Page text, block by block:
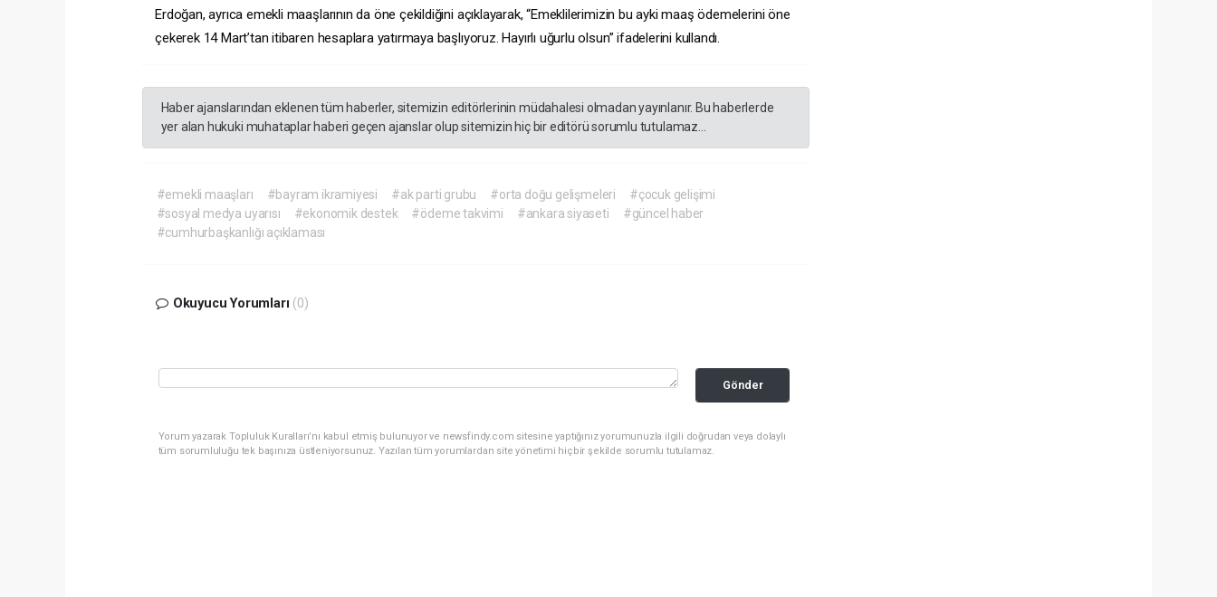
Erdoğan, ayrıca emekli maaşlarının da öne çekildiğini açıklayarak, “Emeklilerimizin bu ayki maaş ödemelerini öne
çekerek 14 Mart’tan itibaren hesaplara yatırmaya başlıyoruz. Hayırlı uğurlu olsun” ifadelerini kullandı.
Haber ajanslarından eklenen tüm haberler, sitemizin editörlerinin müdahalesi olmadan yayınlanır. Bu haberlerde
yer alan hukuki muhataplar haberi geçen ajanslar olup sitemizin hiç bir editörü sorumlu tutulamaz...
#emekli maaşları #bayram ikramiyesi #ak parti grubu #orta doğu gelişmeleri
#çocuk gelişimi
#sosyal medya uyarısı
#ekonomik destek #ödeme takvimi #ankara siyaseti
#güncel haber
#cumhurbaşkanlığı açıklaması
Okuyucu Yorumları (0)
Gönder
Yorum yazarak Topluluk Kuralları’nı kabul etmiş bulunuyor ve newsfindy.com sitesine yaptığınız yorumunuzla ilgili doğrudan veya dolaylı
tüm sorumluluğu tek başınıza üstleniyorsunuz. Yazılan tüm yorumlardan site yönetimi hiçbir şekilde sorumlu tutulamaz.